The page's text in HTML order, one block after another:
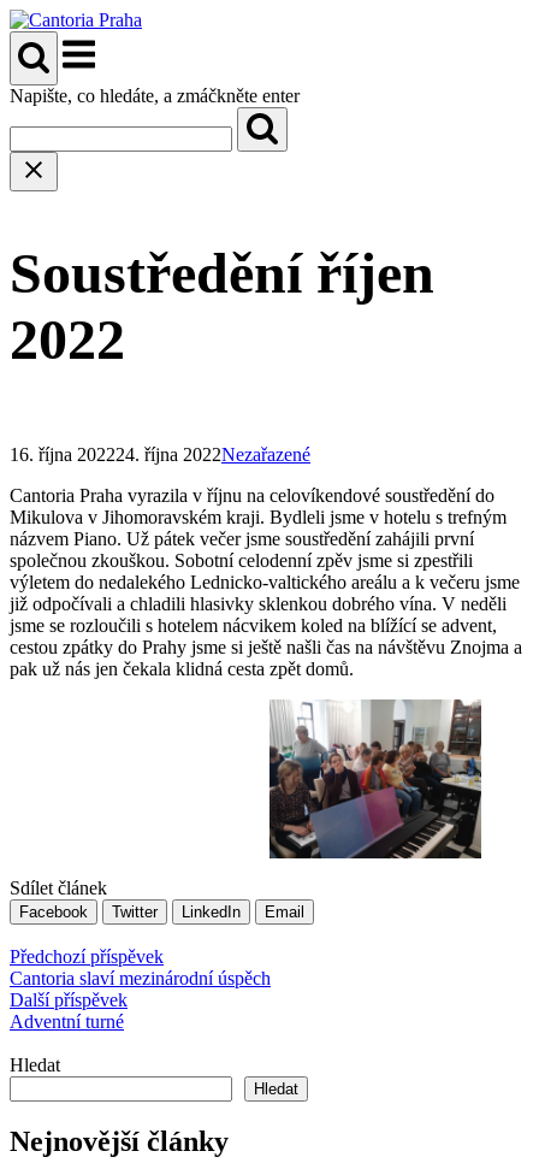
Přeskočit
na
obsah
Menu
Napište, co hledáte, a zmáčkněte enter
Soustředění říjen
2022
16. října 202224. října 2022Nezařazené
Cantoria Praha vyrazila v říjnu na celovíkendové soustředění do
Mikulova v Jihomoravském kraji. Bydleli jsme v hotelu s trefným
názvem Piano. Už pátek večer jsme soustředění zahájili první
společnou zkouškou. Sobotní celodenní zpěv jsme si zpestřili
výletem do nedalekého Lednicko-valtického areálu a k večeru jsme
již odpočívali a chladili hlasivky sklenkou dobrého vína. V neděli
jsme se rozloučili s hotelem nácvikem koled na blížící se advent,
cestou zpátky do Prahy jsme si ještě našli čas na návštěvu Znojma a
pak už nás jen čekala klidná cesta zpět domů.
Sdílet článek
Facebook Twitter LinkedIn Email
příspěvků
Předchozí příspěvek
Cantoria slaví mezinárodní úspěch
Další příspěvek
Adventní turné
Hledat
Hledat
Nejnovější články